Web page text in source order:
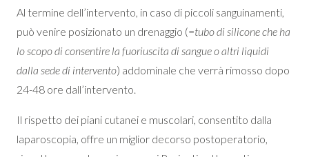
Al termine dell’intervento, in caso di piccoli sanguinamenti,
può venire posizionato un drenaggio (=tubo di silicone che ha
lo scopo di consentire la fuoriuscita di sangue o altri liquidi
dalla sede di intervento) addominale che verrà rimosso dopo
24-48 ore dall’intervento.
Il rispetto dei piani cutanei e muscolari, consentito dalla
laparoscopia, offre un miglior decorso postoperatorio,